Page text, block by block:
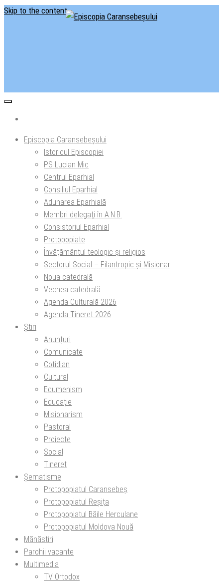
Skip to the content
Episcopia Caransebeșului
Istoricul Episcopiei
PS Lucian Mic
Centrul Eparhial
Consiliul Eparhial
Adunarea Eparhială
Membri delegaţi în A.N.B.
Consistoriul Eparhial
Protopopiate
Învăţământul teologic şi religios
Sectorul Social – Filantropic și Misionar
Noua catedrală
Vechea catedrală
Agenda Culturală 2026
Agenda Tineret 2026
Știri
Anunțuri
Comunicate
Cotidian
Cultural
Ecumenism
Educație
Misionarism
Pastoral
Proiecte
Social
Tineret
Șematisme
Protopopiatul Caransebeș
Protopopiatul Reșița
Protopopiatul Băile Herculane
Protopopiatul Moldova Nouă
Mănăstiri
Parohii vacante
Multimedia
TV Ortodox